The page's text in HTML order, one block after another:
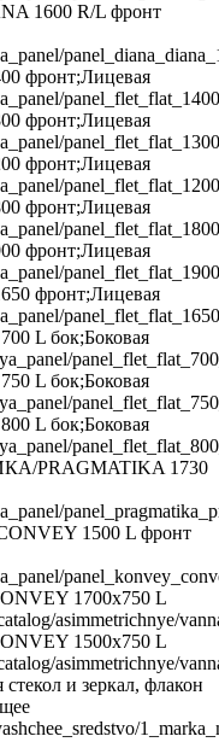
1600 R/L фронт
фронт;Лицевая
фронт;Лицевая
фронт;Лицевая
фронт;Лицевая
фронт;Лицевая
фронт;Лицевая
L бок;Боковая
L бок;Боковая
L бок;Боковая
PRAGMATIKA 1730
1500 L фронт
1700х750 L
asimmetrichnye/
1500х750 L
asimmetrichnye/
и зеркал, флакон